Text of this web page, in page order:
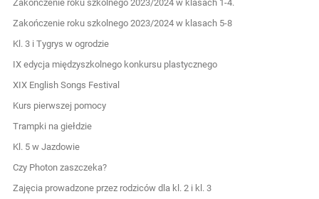
Zakończenie roku szkolnego 2023/2024 w klasach 1-4.
Zakończenie roku szkolnego 2023/2024 w klasach 5-8
Kl. 3 i Tygrys w ogrodzie
IX edycja międzyszkolnego konkursu plastycznego
XIX English Songs Festival
Kurs pierwszej pomocy
Trampki na giełdzie
Kl. 5 w Jazdowie
Czy Photon zaszczeka?
Zajęcia prowadzone przez rodziców dla kl. 2 i kl. 3